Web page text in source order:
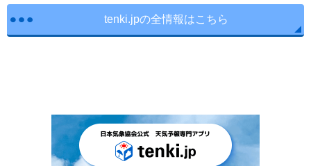
tenki.jpの全情報はこちら